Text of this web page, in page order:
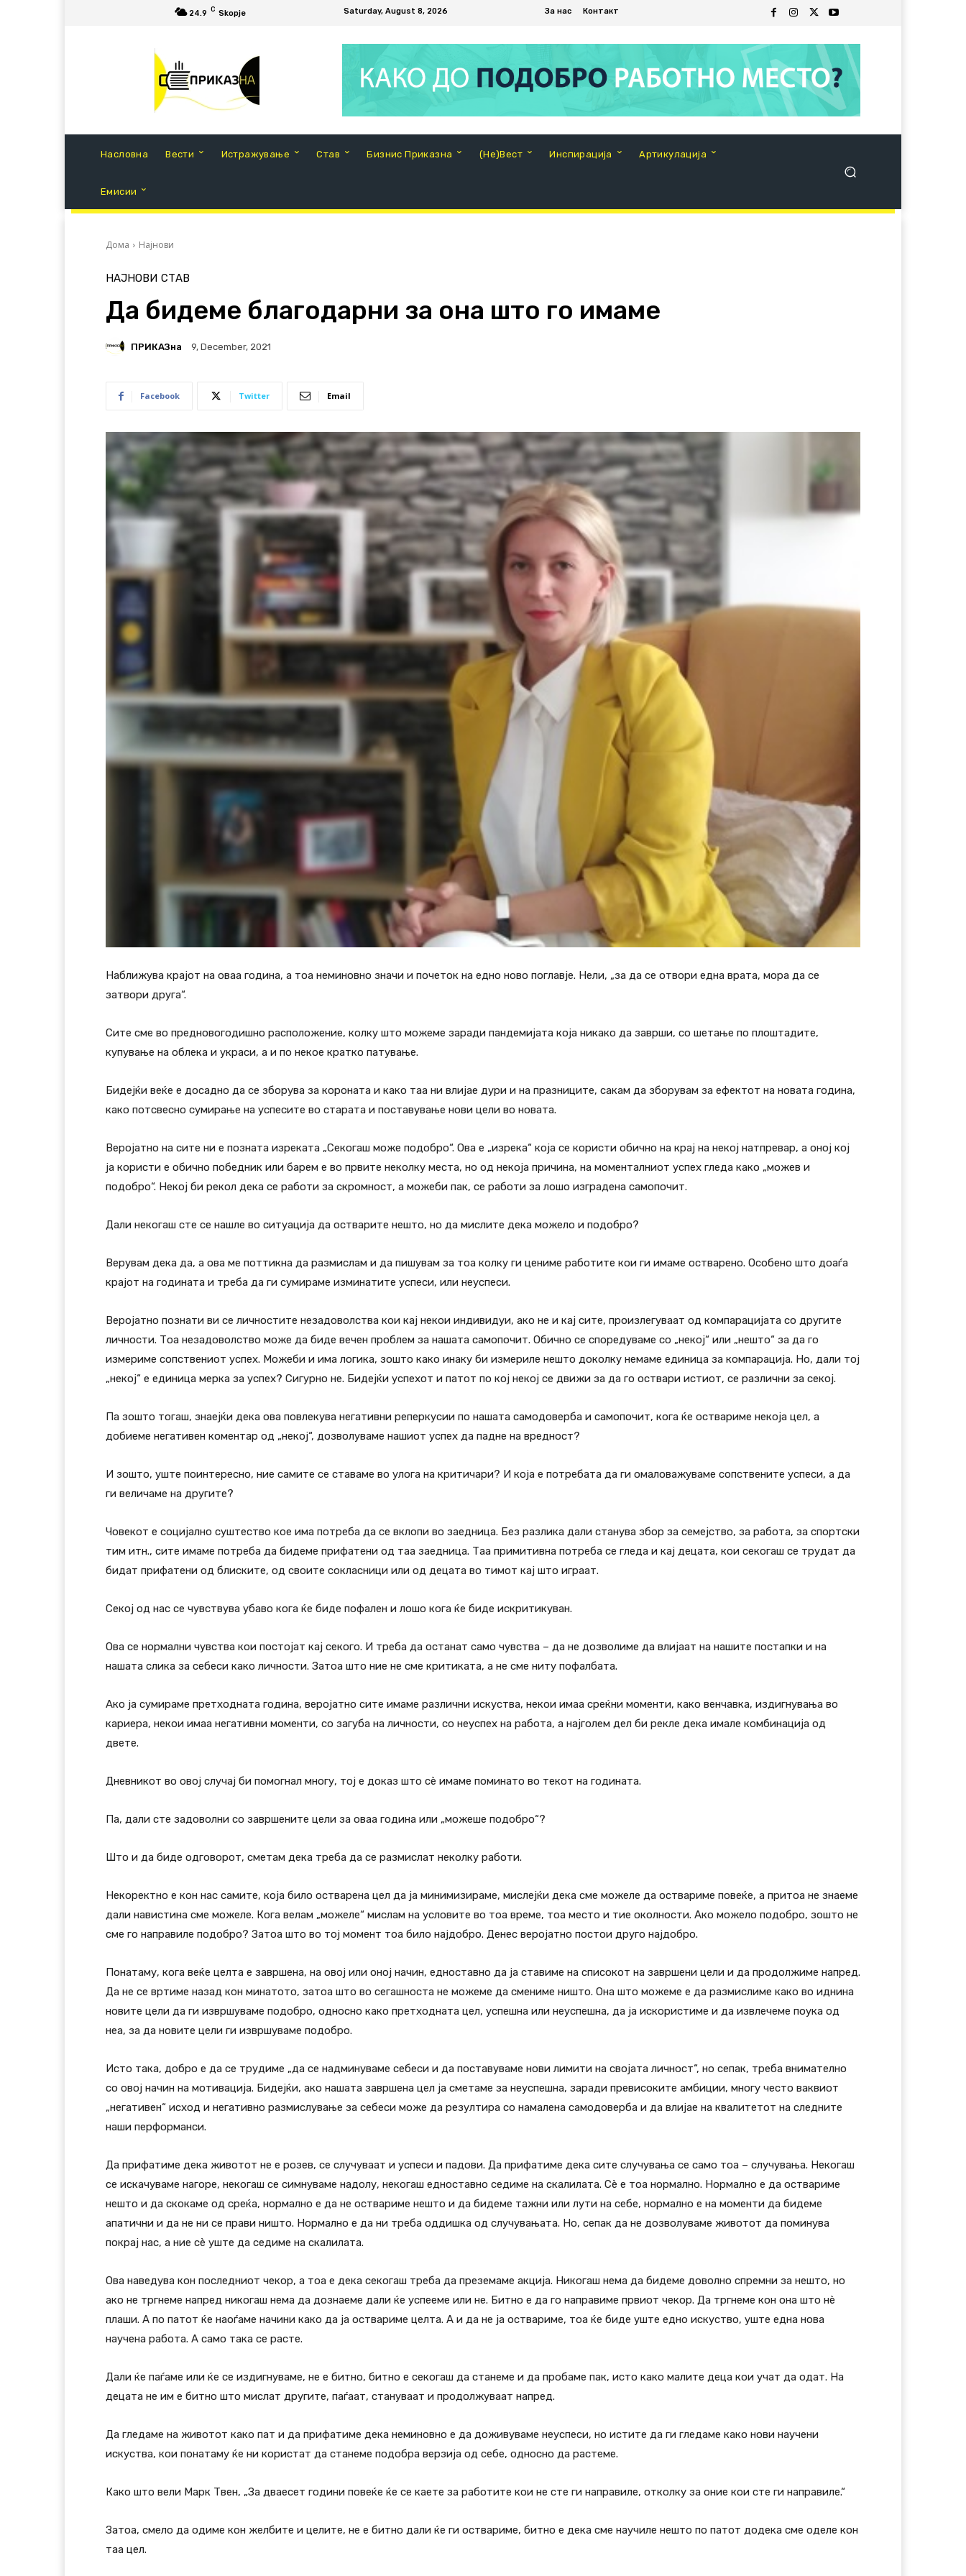
24.9 C Skopje Saturday, August 8, 2026 За нас Контакт
Насловна Вести Истражување Став Бизнис Приказна (Не)Вест Инспирација Артикулација
Емисии
Дома Најнови
НАЈНОВИ СТАВ
Да бидеме благодарни за она што го имаме
ПРИКАЗна 9, December, 2021
Facebook Twitter Email
Наближува крајот на оваа година, а тоа неминовно значи и почеток на едно ново поглавје. Нели, „за да се отвори една врата, мора да се
затвори друга“.
Сите сме во предновогодишно расположение, колку што можеме заради пандемијата која никако да заврши, со шетање по плоштадите,
купување на облека и украси, а и по некое кратко патување.
Бидејќи веќе е досадно да се зборува за короната и како таа ни влијае дури и на празниците, сакам да зборувам за ефектот на новата година,
како потсвесно сумирање на успесите во старата и поставување нови цели во новата.
Веројатно на сите ни е позната изреката „Секогаш може подобро“. Ова е „изрека“ која се користи обично на крај на некој натпревар, а оној кој
ја користи е обично победник или барем е во првите неколку места, но од некоја причина, на моменталниот успех гледа како „можев и
подобро“. Некој би рекол дека се работи за скромност, а можеби пак, се работи за лошо изградена самопочит.
Дали некогаш сте се нашле во ситуација да остварите нешто, но да мислите дека можело и подобро?
Верувам дека да, а ова ме поттикна да размислам и да пишувам за тоа колку ги цениме работите кои ги имаме остварено. Особено што доаѓа
крајот на годината и треба да ги сумираме изминатите успеси, или неуспеси.
Веројатно познати ви се личностите незадоволства кои кај некои индивидуи, ако не и кај сите, произлегуваат од компарацијата со другите
личности. Тоа незадоволство може да биде вечен проблем за нашата самопочит. Обично се споредуваме со „некој“ или „нешто“ за да го
измериме сопствениот успех. Можеби и има логика, зошто како инаку би измериле нешто доколку немаме единица за компарација. Но, дали тој
„некој“ е единица мерка за успех? Сигурно не. Бидејќи успехот и патот по кој некој се движи за да го оствари истиот, се различни за секој.
Па зошто тогаш, знаејќи дека ова повлекува негативни реперкусии по нашата самодоверба и самопочит, кога ќе оствариме некоја цел, а
добиеме негативен коментар од „некој“, дозволуваме нашиот успех да падне на вредност?
И зошто, уште поинтересно, ние самите се ставаме во улога на критичари? И која е потребата да ги омаловажуваме сопствените успеси, а да
ги величаме на другите?
Човекот е социјално суштество кое има потреба да се вклопи во заедница. Без разлика дали станува збор за семејство, за работа, за спортски
тим итн., сите имаме потреба да бидеме прифатени од таа заедница. Таа примитивна потреба се гледа и кај децата, кои секогаш се трудат да
бидат прифатени од блиските, од своите сокласници или од децата во тимот кај што играат.
Секој од нас се чувствува убаво кога ќе биде пофален и лошо кога ќе биде искритикуван.
Ова се нормални чувства кои постојат кај секого. И треба да останат само чувства – да не дозволиме да влијаат на нашите постапки и на
нашата слика за себеси како личности. Затоа што ние не сме критиката, а не сме ниту пофалбата.
Ако ја сумираме претходната година, веројатно сите имаме различни искуства, некои имаа среќни моменти, како венчавка, издигнувања во
кариера, некои имаа негативни моменти, со загуба на личности, со неуспех на работа, а најголем дел би рекле дека имале комбинација од
двете.
Дневникот во овој случај би помогнал многу, тој е доказ што сè имаме поминато во текот на годината.
Па, дали сте задоволни со завршените цели за оваа година или „можеше подобро“?
Што и да биде одговорот, сметам дека треба да се размислат неколку работи.
Некоректно е кон нас самите, која било остварена цел да ја минимизираме, мислејќи дека сме можеле да оствариме повеќе, а притоа не знаеме
дали навистина сме можеле. Кога велам „можеле“ мислам на условите во тоа време, тоа место и тие околности. Ако можело подобро, зошто не
сме го направиле подобро? Затоа што во тој момент тоа било најдобро. Денес веројатно постои друго најдобро.
Понатаму, кога веќе целта е завршена, на овој или оној начин, едноставно да ја ставиме на списокот на завршени цели и да продолжиме напред.
Да не се вртиме назад кон минатото, затоа што во сегашноста не можеме да смениме ништо. Она што можеме е да размислиме како во иднина
новите цели да ги извршуваме подобро, односно како претходната цел, успешна или неуспешна, да ја искористиме и да извлечеме поука од
неа, за да новите цели ги извршуваме подобро.
Исто така, добро е да се трудиме „да се надминуваме себеси и да поставуваме нови лимити на својата личност“, но сепак, треба внимателно
со овој начин на мотивација. Бидејќи, ако нашата завршена цел ја сметаме за неуспешна, заради превисоките амбиции, многу често ваквиот
„негативен“ исход и негативно размислување за себеси може да резултира со намалена самодоверба и да влијае на квалитетот на следните
наши перформанси.
Да прифатиме дека животот не е розев, се случуваат и успеси и падови. Да прифатиме дека сите случувања се само тоа – случувања. Некогаш
се искачуваме нагоре, некогаш се симнуваме надолу, некогаш едноставно седиме на скалилата. Сè е тоа нормално. Нормално е да оствариме
нешто и да скокаме од среќа, нормално е да не оствариме нешто и да бидеме тажни или лути на себе, нормално е на моменти да бидеме
апатични и да не ни се прави ништо. Нормално е да ни треба оддишка од случувањата. Но, сепак да не дозволуваме животот да поминува
покрај нас, а ние сè уште да седиме на скалилата.
Ова наведува кон последниот чекор, а тоа е дека секогаш треба да преземаме акција. Никогаш нема да бидеме доволно спремни за нешто, но
ако не тргнеме напред никогаш нема да дознаеме дали ќе успееме или не. Битно е да го направиме првиот чекор. Да тргнеме кон она што нè
плаши. А по патот ќе наоѓаме начини како да ја оствариме целта. А и да не ја оствариме, тоа ќе биде уште едно искуство, уште една нова
научена работа. А само така се расте.
Дали ќе паѓаме или ќе се издигнуваме, не е битно, битно е секогаш да станеме и да пробаме пак, исто како малите деца кои учат да одат. На
децата не им е битно што мислат другите, паѓаат, стануваат и продолжуваат напред.
Да гледаме на животот како пат и да прифатиме дека неминовно е да доживуваме неуспеси, но истите да ги гледаме како нови научени
искуства, кои понатаму ќе ни користат да станеме подобра верзија од себе, односно да растеме.
Како што вели Марк Твен, „За дваесет години повеќе ќе се каете за работите кои не сте ги направиле, отколку за оние кои сте ги направиле.“
Затоа, смело да одиме кон желбите и целите, не е битно дали ќе ги оствариме, битно е дека сме научиле нешто по патот додека сме оделе кон
таа цел.